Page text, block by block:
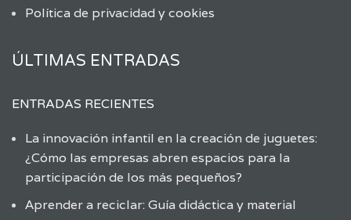
Política de privacidad y cookies
ÚLTIMAS ENTRADAS
ENTRADAS RECIENTES
La innovación infantil en la creación de juguetes:
¿Cómo las empresas abren espacios para la
participación de los más pequeños?
Aprender a reciclar: Guía didáctica y material